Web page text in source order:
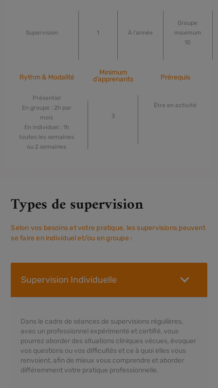
Supervision 1 À l’année
Groupe
maximum
10
Rythm & Modalité
Présentiel
En groupe : 2h par
mois
En individuel : 1h
toutes les semaines
ou 2 semaines
Minimum
d’apprenants
3
Prérequis
Être en activité
Types de supervision
Selon vos besoins et votre pratique, les supervisions peuvent
se faire en individuel et/ou en groupe :
Dans le cadre de séances de supervisions régulières,
avec un professionnel expérimenté et certifié, vous
pourrez aborder des situations cliniques vécues, évoquer
vos questions ou vos difficultés et ce à quoi elles vous
renvoient, afin de mieux vous comprendre et aborder
différemment votre pratique professionnelle.